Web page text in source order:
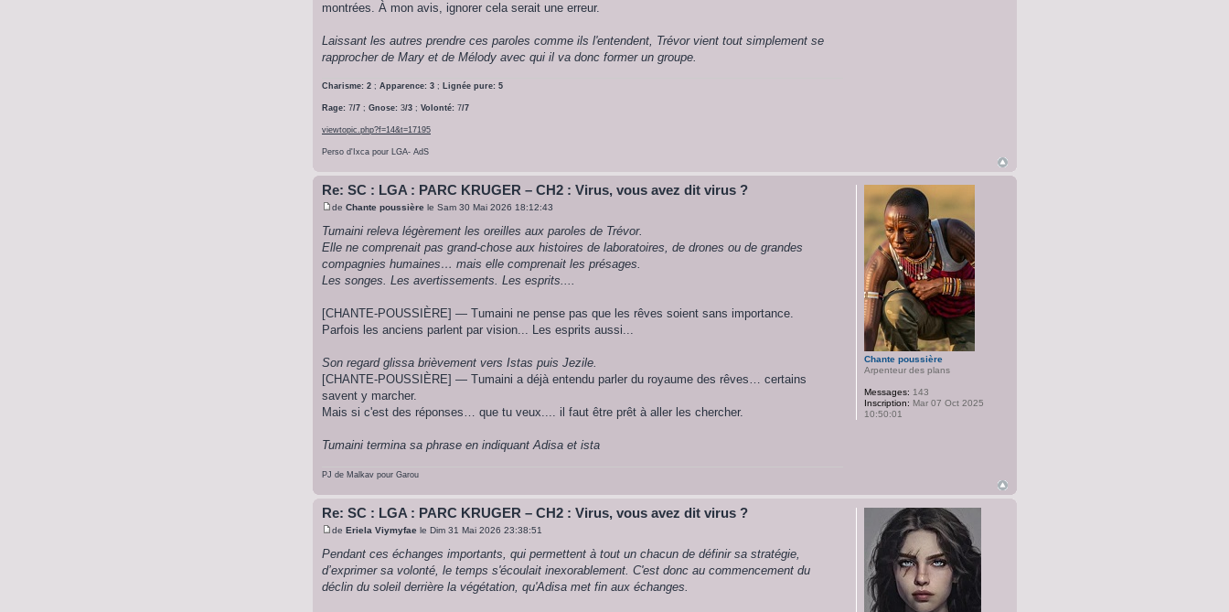
montrées. À mon avis, ignorer cela serait une erreur.
Laissant les autres prendre ces paroles comme ils l'entendent, Trévor vient tout simplement se
rapprocher de Mary et de Mélody avec qui il va donc former un groupe.
Charisme: 2 ; Apparence: 3 ; Lignée pure: 5
Rage: 7/7 ; Gnose: 3/3 ; Volonté: 7/7
viewtopic.php?f=14&t=17195
Perso d'Ixca pour LGA- AdS
Re: SC : LGA : PARC KRUGER – CH2 : Virus, vous avez dit virus ?
de Chante poussière le Sam 30 Mai 2026 18:12:43
Tumaini releva légèrement les oreilles aux paroles de Trévor.
Elle ne comprenait pas grand-chose aux histoires de laboratoires, de drones ou de grandes
compagnies humaines… mais elle comprenait les présages.
Les songes. Les avertissements. Les esprits....
[CHANTE-POUSSIÈRE] — Tumaini ne pense pas que les rêves soient sans importance.
Parfois les anciens parlent par vision... Les esprits aussi...
Son regard glissa brièvement vers Istas puis Jezile.
[CHANTE-POUSSIÈRE] — Tumaini a déjà entendu parler du royaume des rêves… certains
savent y marcher.
Mais si c'est des réponses… que tu veux.... il faut être prêt à aller les chercher.
Tumaini termina sa phrase en indiquant Adisa et ista
PJ de Malkav pour Garou
Chante poussière
Arpenteur des plans
Messages: 143
Inscription: Mar 07 Oct 2025
10:50:01
Re: SC : LGA : PARC KRUGER – CH2 : Virus, vous avez dit virus ?
de Eriela Viymyfae le Dim 31 Mai 2026 23:38:51
Pendant ces échanges importants, qui permettent à tout un chacun de définir sa stratégie,
d’exprimer sa volonté, le temps s'écoulait inexorablement. C'est donc au commencement du
déclin du soleil derrière la végétation, qu'Adisa met fin aux échanges.